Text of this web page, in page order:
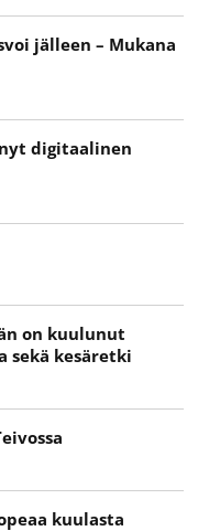
jälleen – Mukana
digitaalinen
on kuulunut
sekä kesäretki
kuulasta